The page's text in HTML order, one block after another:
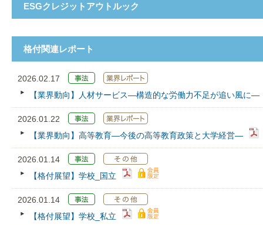
ESGクレジットアウトルック
格付関連レポート
2026.02.17
【業界動向】人材サービス―構造的な労働力不足が追い風に―
2026.01.22
【業界動向】高等教育―今後の高等教育政策と大学経営―
2026.01.14
【格付展望】学校_国立
2026.01.14
【格付展望】学校_私立